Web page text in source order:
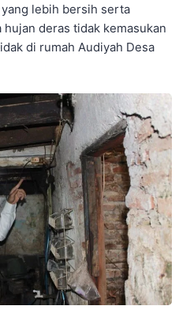
lebih bersih serta
deras tidak kemasukan
di rumah Audiyah Desa